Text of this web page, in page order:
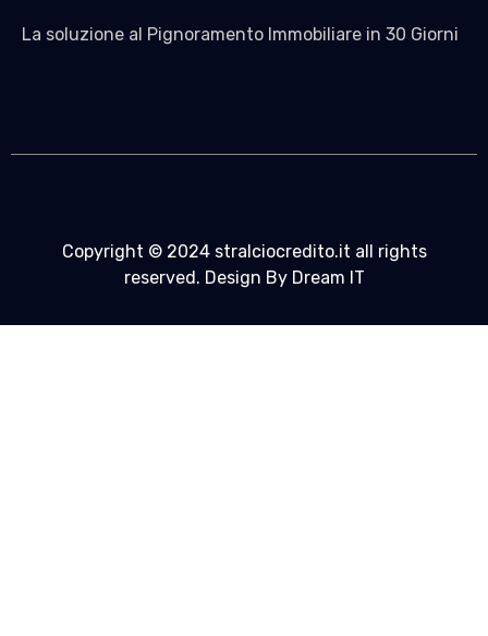
La soluzione al Pignoramento Immobiliare in 30 Giorni
Copyright © 2024 stralciocredito.it all rights
reserved. Design By Dream IT